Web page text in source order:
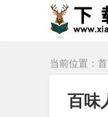
当前位置：
百味